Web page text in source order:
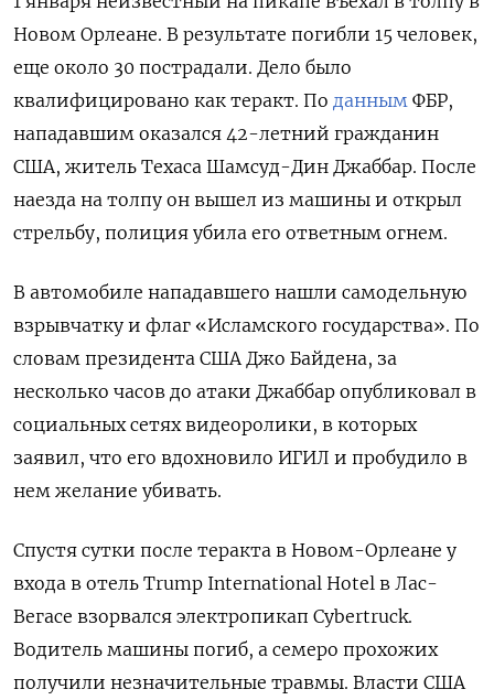
Новом Орлеане. В результате погибли 15 человек,
еще около 30 пострадали. Дело было
квалифицировано как теракт. По данным ФБР,
нападавшим оказался 42-летний гражданин
США, житель Техаса Шамсуд-Дин Джаббар. После
наезда на толпу он вышел из машины и открыл
стрельбу, полиция убила его ответным огнем.
В автомобиле нападавшего нашли самодельную
взрывчатку и флаг «Исламского государства». По
словам президента США Джо Байдена, за
несколько часов до атаки Джаббар опубликовал в
социальных сетях видеоролики, в которых
заявил, что его вдохновило ИГИЛ и пробудило в
нем желание убивать.
Спустя сутки после теракта в Новом-Орлеане у
входа в отель Trump International Hotel в Лас-
Вегасе взорвался электропикап Cybertruck.
Водитель машины погиб, а семеро прохожих
получили незначительные травмы. Власти США